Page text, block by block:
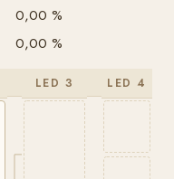
0,00 %
0,00 %
LED 3 LED 4